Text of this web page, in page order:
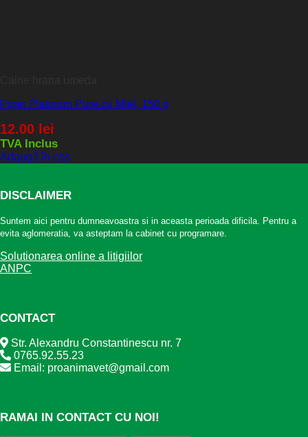
Piper Platinum Pure cu Miel, 150 g
12.00 lei
TVA Inclus
Adaugă în coș
DISCLAIMER
Suntem aici pentru dumneavoastra si in aceasta perioada dificila. Pentru a
evita aglomeratia, va asteptam la cabinet cu programare.
Solutionarea online a litigiilor
ANPC
CONTACT
Str. Alexandru Constantinescu nr. 7
0765.92.55.23
Email: proanimavet@gmail.com
RAMAI IN CONTACT CU NOI!